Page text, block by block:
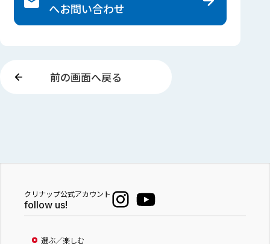
へお問い合わせ
前の画面へ戻る
クリナップ公式アカウント
follow us!
選ぶ／楽しむ